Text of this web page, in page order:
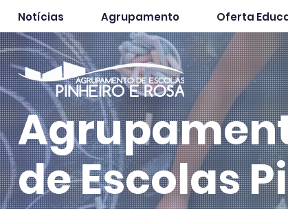
Notícias Agrupamento Oferta
de Escolas